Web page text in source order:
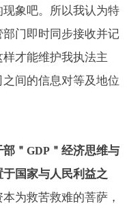
象吧。所以我认为特
门即时同步接收并记
才能维护我执法主
间的信息对等及地位
＂ GDP＂经济思维与
国家与人民利益之
为救苦救难的菩萨，